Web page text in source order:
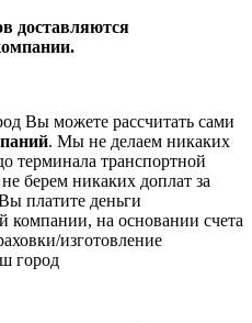
доставляются
Вы можете рассчитать сами
. Мы не делаем никаких
терминала транспортной
берем никаких доплат за
платите деньги
компании, на основании счета
изготовление
город